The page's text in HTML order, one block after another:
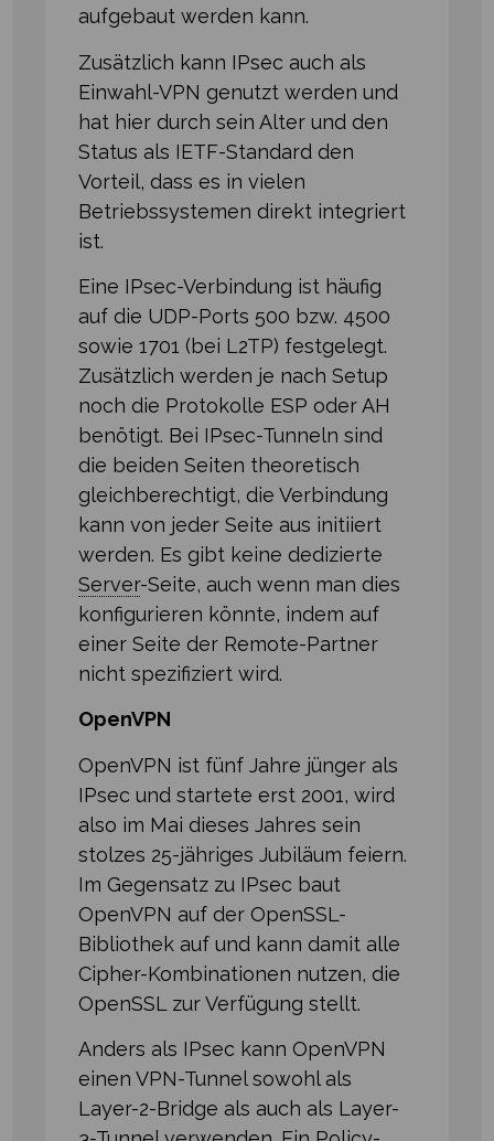
aufgebaut werden kann.
Zusätzlich kann IPsec auch als
Einwahl-VPN genutzt werden und
hat hier durch sein Alter und den
Status als IETF-Standard den
Vorteil, dass es in vielen
Betriebssystemen direkt integriert
ist.
Eine IPsec-Verbindung ist häufig
auf die UDP-Ports 500 bzw. 4500
sowie 1701 (bei L2TP) festgelegt.
Zusätzlich werden je nach Setup
noch die Protokolle ESP oder AH
benötigt. Bei IPsec-Tunneln sind
die beiden Seiten theoretisch
gleichberechtigt, die Verbindung
kann von jeder Seite aus initiiert
werden. Es gibt keine dedizierte
Server⁠-⁠Seite, auch wenn man dies
konfigurieren könnte, indem auf
einer Seite der Remote-Partner
nicht spezifiziert wird.
OpenVPN
OpenVPN ist fünf Jahre jünger als
IPsec und startete erst 2001, wird
also im Mai dieses Jahres sein
stolzes 25-jähriges Jubiläum feiern.
Im Gegensatz zu IPsec baut
OpenVPN auf der OpenSSL-
Bibliothek auf und kann damit alle
Cipher-Kombinationen nutzen, die
OpenSSL zur Verfügung stellt.
Anders als IPsec kann OpenVPN
einen VPN-Tunnel sowohl als
Layer-2-Bridge als auch als Layer-